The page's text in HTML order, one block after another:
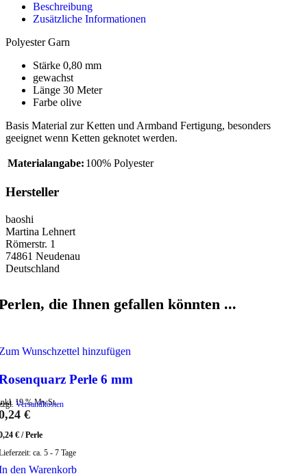
Beschreibung
Zusätzliche Informationen
Polyester Garn
Stärke 0,80 mm
gewachst
Länge 30 Meter
Farbe olive
Basis Material zur Ketten und Armband Fertigung, besonders
geeignet wenn Ketten geknotet werden.
Materialangabe: 100% Polyester
Hersteller
baoshi
Martina Lehnert
Römerstr. 1
74861 Neudenau
Deutschland
die Ihnen gefallen könnten ...
Wunschzettel hinzufügen
Perle 6 mm
19 % MwSt.
Versandkosten
€
€ /Perle
ca. 5 - 7 Tage
den Warenkorb